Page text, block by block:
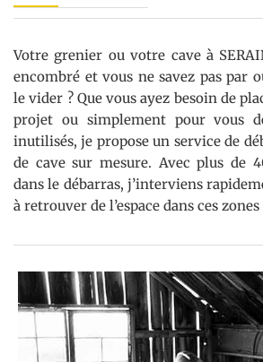
Votre grenier ou votre cave à
encombré et vous ne savez pas par
le vider ? Que vous ayez besoin de
projet ou simplement pour vous
inutilisés, je propose un service de
de cave sur mesure. Avec plus de
dans le débarras, j’interviens
à retrouver de l’espace dans ces